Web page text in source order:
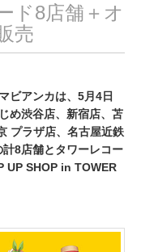
ド8店舗＋オ
売
ビアンカは、5月4日
め渋谷店、新宿店、苫
プラザ店、名古屋近鉄
8店舗とタワーレコー
UP SHOP in TOWER